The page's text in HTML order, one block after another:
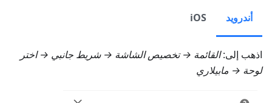
أندرويد iOS
اذهب إلى:القائمة → تخصيص الشاشة → شريط جانبي → اختر
لوحة → مابيلاري